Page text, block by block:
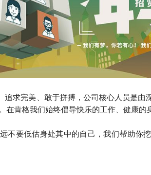
求完美、敢于拼搏，公司核心人员是由
在肯格我们始终倡导快乐的工作、健康的
要低估身处其中的自己，我们帮助你